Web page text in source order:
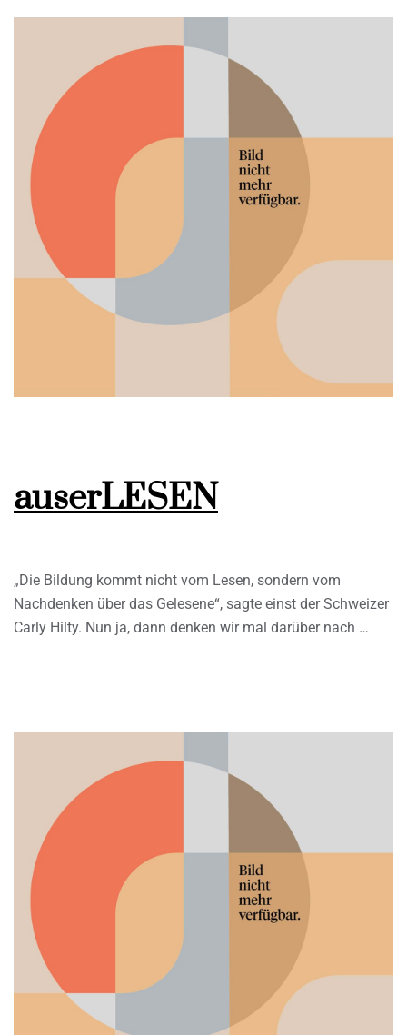
auserLESEN
„Die Bildung kommt nicht vom Lesen, sondern vom
Nachdenken über das Gelesene“, sagte einst der Schweizer
Carly Hilty. Nun ja, dann denken wir mal darüber nach …